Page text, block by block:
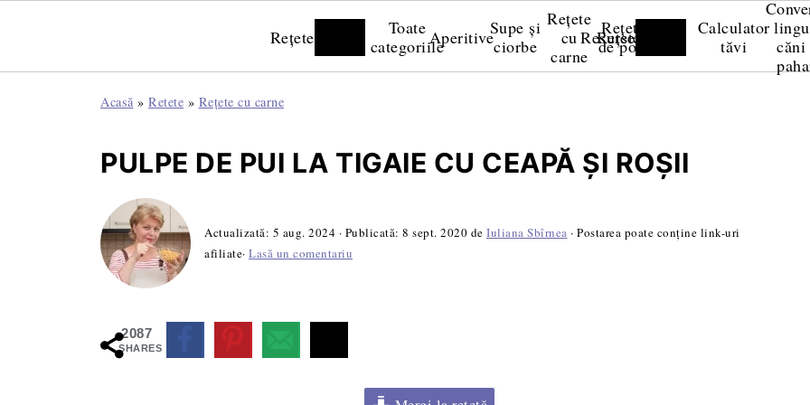
Rețete
Toate
categoriileAperitiveSupe și
ciorbe
Rețete
cu
carne
Rețete
de post
Rețete video
Resurse
Calculator
tăvi
căni
Acasă » Retete » Rețete cu carne
PULPE DE PUI LA TIGAIE CU CEAPĂ ȘI ROȘII
Actualizată: 5 aug. 2024 · Publicată: 8 sept. 2020 de Iuliana Sbîrnea · Postarea poate conține link-uri
afiliate· Lasă un comentariu
2087
SHARES